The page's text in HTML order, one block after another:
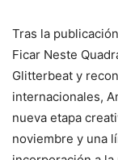
Tras la
Ficar Neste
Glitterbeat y
internacionales,
nueva etapa
noviembre y una